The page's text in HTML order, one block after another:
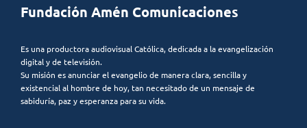
Fundación Amén Comunicaciones
Es una productora audiovisual Católica, dedicada a la evangelización
digital y de televisión.
Su misión es anunciar el evangelio de manera clara, sencilla y
existencial al hombre de hoy, tan necesitado de un mensaje de
sabiduría, paz y esperanza para su vida.